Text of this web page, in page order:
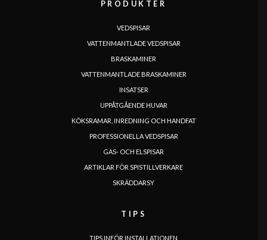
PRODUKTER
VEDSPISAR
VATTENMANTLADE VEDSPISAR
BRASKAMINER
VATTENMANTLADE BRASKAMINER
INSATSER
UPPÅTGÅENDE HUVAR
KÖKSRAMAR, INREDNING OCH HANDFAT
PROFESSIONELLA VEDSPISAR
GAS- OCH ELSPISAR
ARTIKLAR FÖR SPISTILLVERKARE
SKRÄDDARSY
TIPS
TIPS INFÖR INSTALLATIONEN